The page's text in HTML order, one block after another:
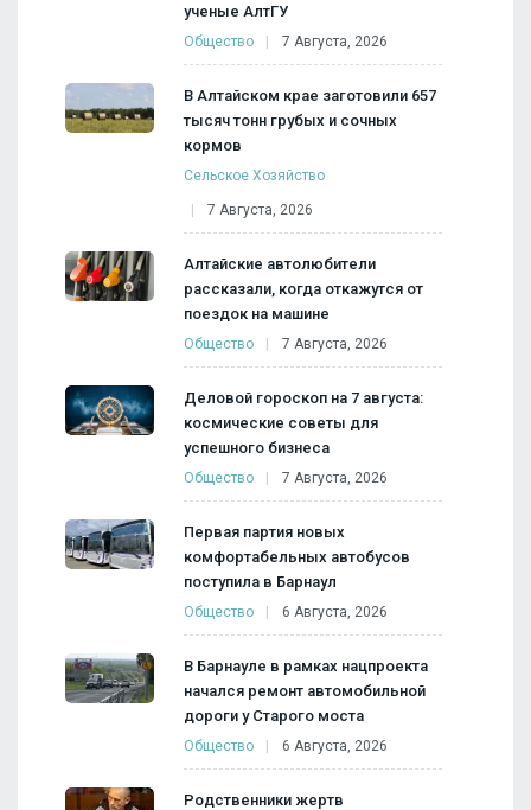
ученые АлтГУ
Общество 7 Августа, 2026
В Алтайском крае заготовили 657
тысяч тонн грубых и сочных
кормов
Сельское Хозяйство
7 Августа, 2026
Алтайские автолюбители
рассказали, когда откажутся от
поездок на машине
Общество 7 Августа, 2026
Деловой гороскоп на 7 августа:
космические советы для
успешного бизнеса
Общество 7 Августа, 2026
Первая партия новых
комфортабельных автобусов
поступила в Барнаул
Общество 6 Августа, 2026
В Барнауле в рамках нацпроекта
начался ремонт автомобильной
дороги у Старого моста
Общество 6 Августа, 2026
Родственники жертв